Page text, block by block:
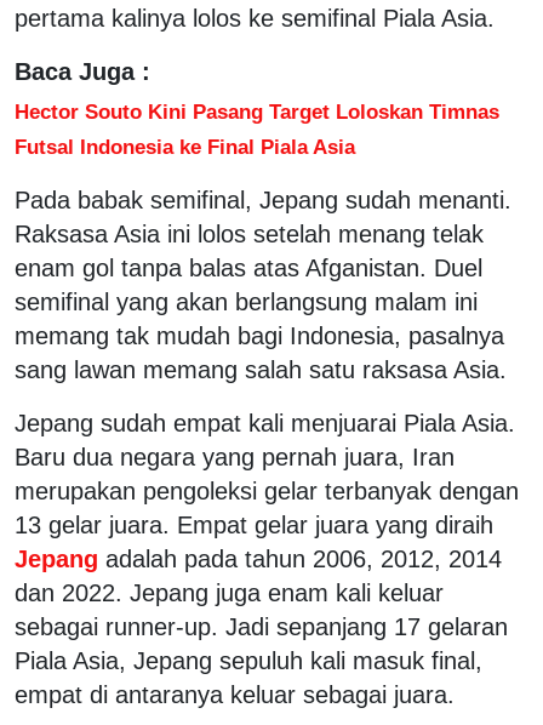
pertama kalinya lolos ke semifinal Piala Asia.
Baca Juga :
Hector Souto Kini Pasang Target Loloskan Timnas
Futsal Indonesia ke Final Piala Asia
Pada babak semifinal, Jepang sudah menanti.
Raksasa Asia ini lolos setelah menang telak
enam gol tanpa balas atas Afganistan. Duel
semifinal yang akan berlangsung malam ini
memang tak mudah bagi Indonesia, pasalnya
sang lawan memang salah satu raksasa Asia.
Jepang sudah empat kali menjuarai Piala Asia.
Baru dua negara yang pernah juara, Iran
merupakan pengoleksi gelar terbanyak dengan
13 gelar juara. Empat gelar juara yang diraih
Jepang adalah pada tahun 2006, 2012, 2014
dan 2022. Jepang juga enam kali keluar
sebagai runner-up. Jadi sepanjang 17 gelaran
Piala Asia, Jepang sepuluh kali masuk final,
empat di antaranya keluar sebagai juara.